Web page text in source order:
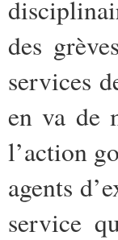
des
services
en va de
l’action
agents
service